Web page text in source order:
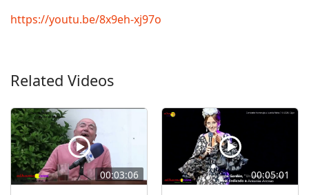
https://youtu.be/8x9eh-xj97o
Related Videos
00:03:06 00:05:01